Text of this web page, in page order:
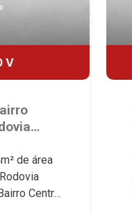
V
-
de área
Centro,